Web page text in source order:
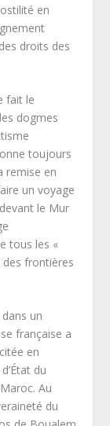
en
droits des
fait le
dogmes
toujours
remise en
un voyage
le Mur
tous les «
des frontières
un
française a
en
du
Au
du